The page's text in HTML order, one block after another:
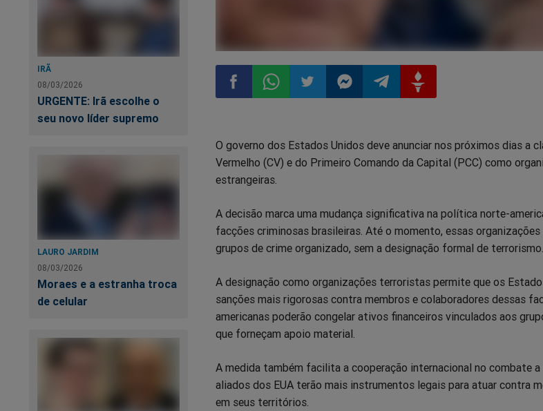
IRÃ
08/03/2026
URGENTE: Irã escolhe o
seu novo líder supremo
LAURO JARDIM
08/03/2026
Moraes e a estranha troca
de celular
no
Facebook
no
Whatsapp
no
no
no
no
O governo dos Estados Unidos deve anunciar nos próximos dias a
Vermelho (CV) e do Primeiro Comando da Capital (PCC) como
estrangeiras.
A decisão marca uma mudança significativa na política norte-
facções criminosas brasileiras. Até o momento, essas
grupos de crime organizado, sem a designação formal de terrorismo.
A designação como organizações terroristas permite que os
sanções mais rigorosas contra membros e colaboradores dessas
americanas poderão congelar ativos financeiros vinculados aos
que forneçam apoio material.
A medida também facilita a cooperação internacional no combate
aliados dos EUA terão mais instrumentos legais para atuar contra
em seus territórios.